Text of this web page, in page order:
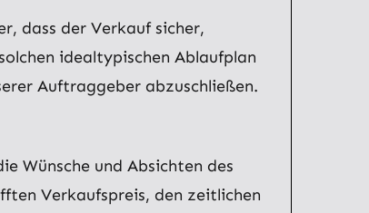
dass der Verkauf sicher,
idealtypischen Ablaufplan
Auftraggeber abzuschließen.
Wünsche und Absichten des
Verkaufspreis, den zeitlichen